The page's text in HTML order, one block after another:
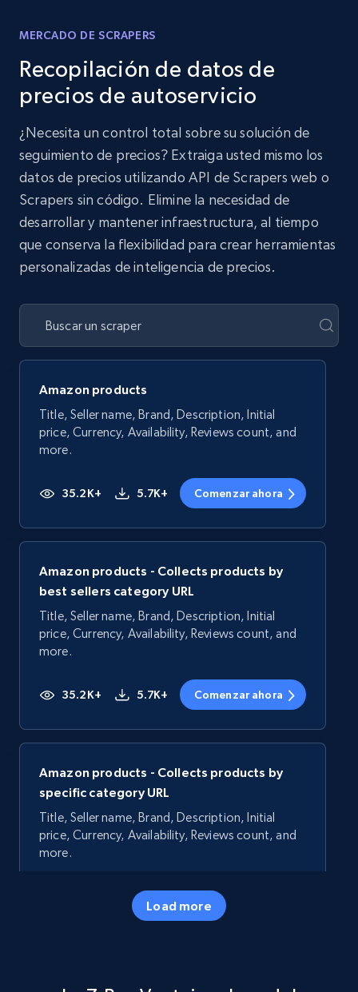
MERCADO DE SCRAPERS
Recopilación de datos de
precios de autoservicio
¿Necesita un control total sobre su solución de
seguimiento de precios? Extraiga usted mismo los
datos de precios utilizando API de Scrapers web o
Scrapers sin código. Elimine la necesidad de
desarrollar y mantener infraestructura, al tiempo
que conserva la flexibilidad para crear herramientas
personalizadas de inteligencia de precios.
Amazon products
Title, Seller name, Brand, Description, Initial
price, Currency, Availability, Reviews count, and
more.
35.2K+ 5.7K+ Comenzar ahora
Amazon products - Collects products by
best sellers category URL
Title, Seller name, Brand, Description, Initial
price, Currency, Availability, Reviews count, and
more.
35.2K+ 5.7K+ Comenzar ahora
Amazon products - Collects products by
specific category URL
Title, Seller name, Brand, Description, Initial
price, Currency, Availability, Reviews count, and
more.
5.7K+ Comenzar ahora
Load more